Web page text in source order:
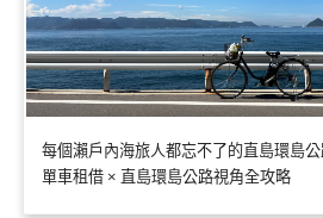
每個瀨戶內海旅人都忘不了的直島環島
單車租借 × 直島環島公路視角全攻略